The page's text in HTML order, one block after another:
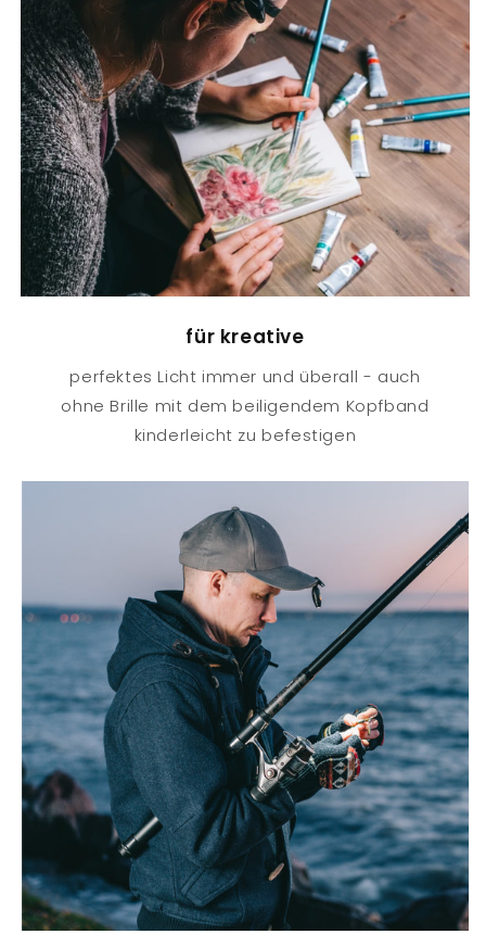
für kreative
perfektes Licht immer und überall - auch
ohne Brille mit dem beiligendem Kopfband
kinderleicht zu befestigen